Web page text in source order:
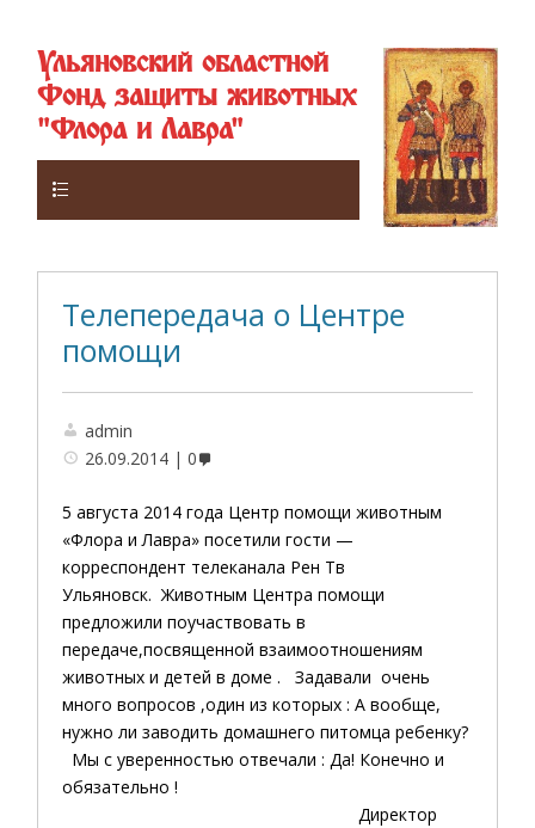
Ульяновский областной
Фонд защиты животных
"Флора и Лавра"
Телепередача о Центре
помощи
admin
26.09.2014
0
5 августа 2014 года Центр помощи животным
«Флора и Лавра» посетили гости —
корреспондент телеканала Рен Тв
Ульяновск. Животным Центра помощи
предложили поучаствовать в
передаче,посвященной взаимоотношениям
животных и детей в доме . Задавали очень
много вопросов ,один из которых : А вообще,
нужно ли заводить домашнего питомца ребенку?
Мы с уверенностью отвечали : Да! Конечно и
обязательно !
Директор